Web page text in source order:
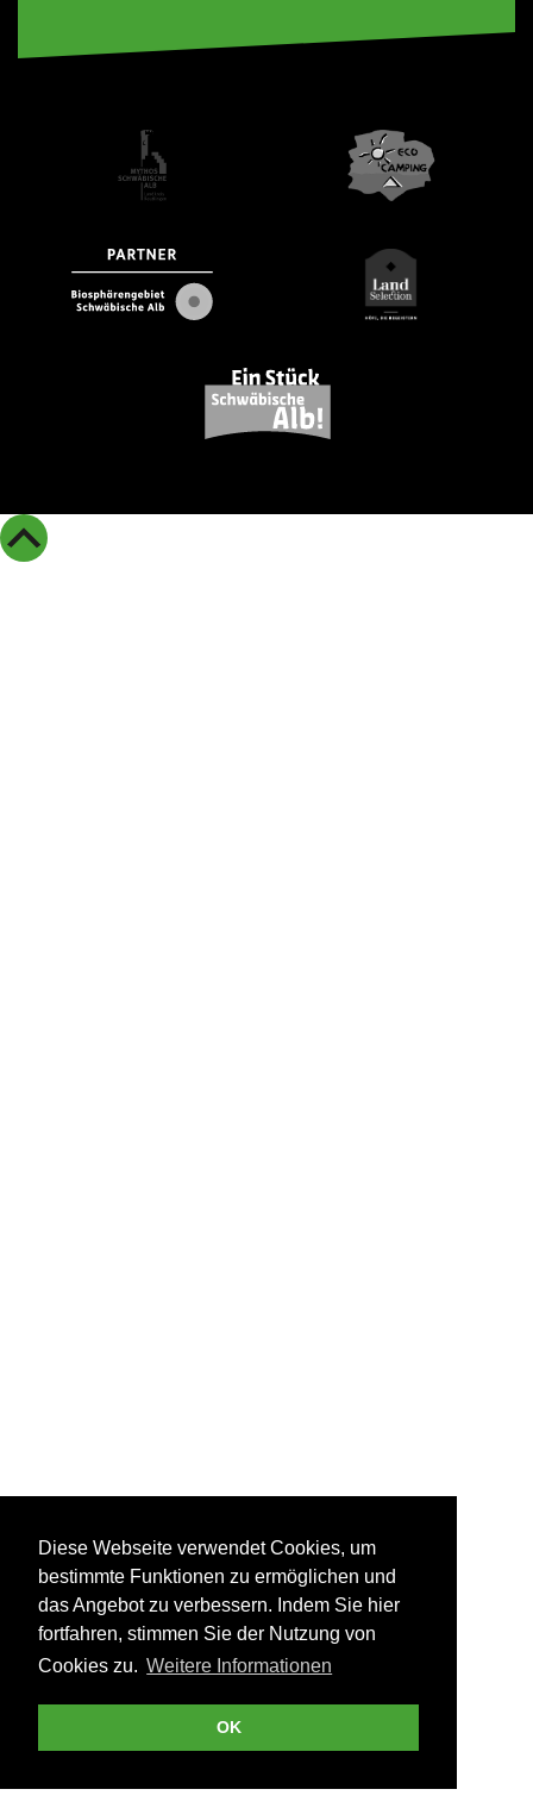
Diese Webseite verwendet Cookies, um
bestimmte Funktionen zu ermöglichen und
das Angebot zu verbessern. Indem Sie hier
fortfahren, stimmen Sie der Nutzung von
Cookies zu. Weitere Informationen
OK